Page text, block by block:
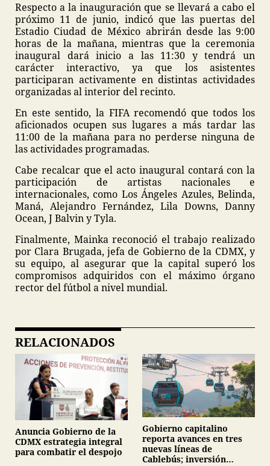
Respecto a la inauguración que se llevará a cabo el
próximo 11 de junio, indicó que las puertas del
Estadio Ciudad de México abrirán desde las 9:00
horas de la mañana, mientras que la ceremonia
inaugural dará inicio a las 11:30 y tendrá un
carácter interactivo, ya que los asistentes
participaran activamente en distintas actividades
organizadas al interior del recinto.
En este sentido, la FIFA recomendó que todos los
aficionados ocupen sus lugares a más tardar las
11:00 de la mañana para no perderse ninguna de
las actividades programadas.
Cabe recalcar que el acto inaugural contará con la
participación de artistas nacionales e
internacionales, como Los Ángeles Azules, Belinda,
Maná, Alejandro Fernández, Lila Downs, Danny
Ocean, J Balvin y Tyla.
Finalmente, Mainka reconoció el trabajo realizado
por Clara Brugada, jefa de Gobierno de la CDMX, y
su equipo, al asegurar que la capital superó los
compromisos adquiridos con el máximo órgano
rector del fútbol a nivel mundial.
RELACIONADOS
Anuncia Gobierno de la
CDMX estrategia integral
para combatir el despojo
Gobierno capitalino
reporta avances en tres
nuevas líneas de
Cablebús; inversión